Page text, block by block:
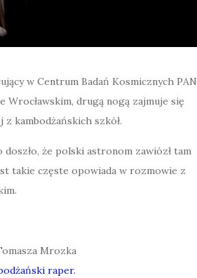
w Centrum Badań Kosmicznych PAN
Wrocławskim, drugą nogą zajmuje się
kambodżańskich szkół.
że polski astronom zawiózł tam
takie częste opowiada w rozmowie z
Mrozka
raper.